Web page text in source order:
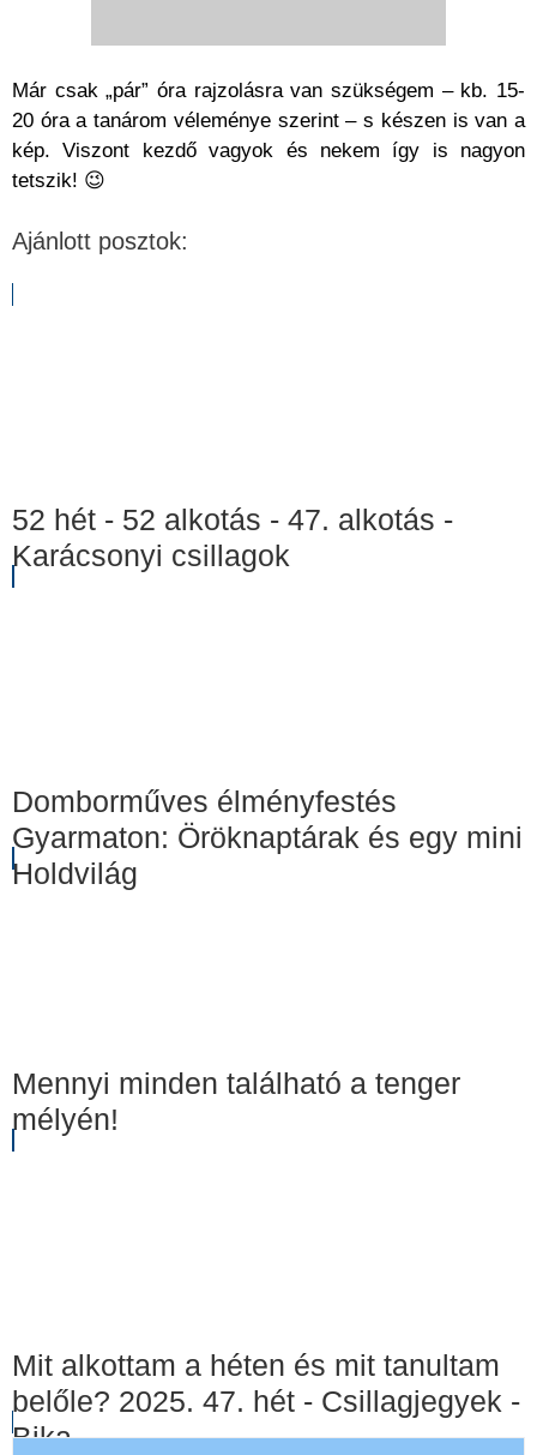
Már csak „pár” óra rajzolásra van szükségem – kb. 15-
20 óra a tanárom véleménye szerint – s készen is van a
kép. Viszont kezdő vagyok és nekem így is nagyon
tetszik! 😉
Ajánlott posztok:
52 hét - 52 alkotás - 47. alkotás -
Karácsonyi csillagok
Domborműves élményfestés
Gyarmaton: Öröknaptárak és egy mini
Holdvilág
Mennyi minden található a tenger
mélyén!
Mit alkottam a héten és mit tanultam
belőle? 2025. 47. hét - Csillagjegyek -
Bika